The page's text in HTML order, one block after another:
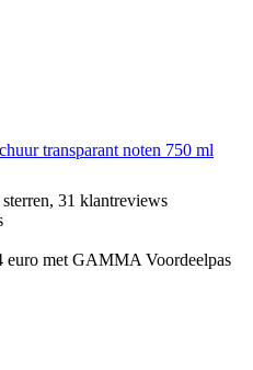
transparant noten 750 ml
31 klantreviews
euro met GAMMA Voordeelpas